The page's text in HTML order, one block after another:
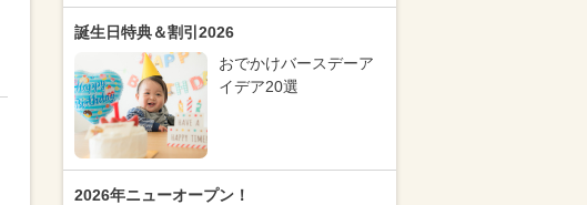
誕生日特典＆割引2026
おでかけバースデーア
イデア20選
2026年ニューオープン！